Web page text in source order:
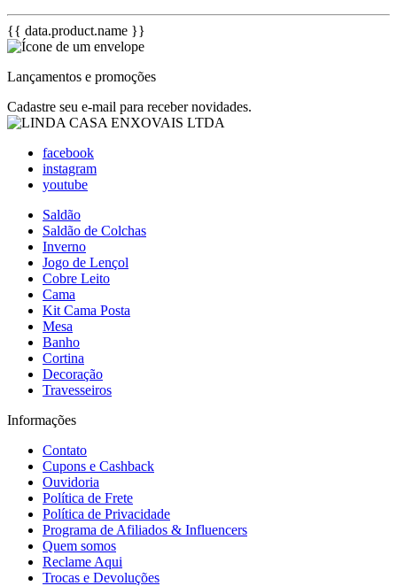
{{ data.product.name }}
Lançamentos e promoções
Cadastre seu e-mail para receber novidades.
facebook
instagram
youtube
Saldão
Saldão de Colchas
Inverno
Jogo de Lençol
Cobre Leito
Cama
Kit Cama Posta
Mesa
Banho
Cortina
Decoração
Travesseiros
Informações
Contato
Cupons e Cashback
Ouvidoria
Política de Frete
Política de Privacidade
Programa de Afiliados & Influencers
Quem somos
Reclame Aqui
Trocas e Devoluções